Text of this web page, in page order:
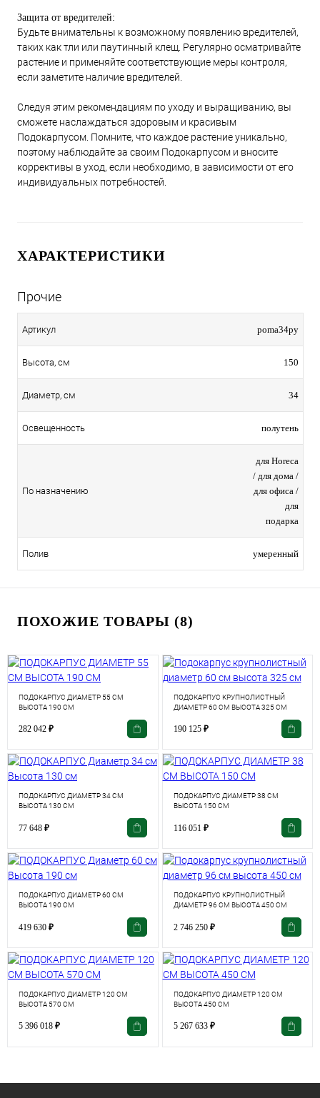
Защита от вредителей:
Будьте внимательны к возможному появлению вредителей,
таких как тли или паутинный клещ. Регулярно осматривайте
растение и применяйте соответствующие меры контроля,
если заметите наличие вредителей.
Следуя этим рекомендациям по уходу и выращиванию, вы
сможете наслаждаться здоровым и красивым
Подокарпусом. Помните, что каждое растение уникально,
поэтому наблюдайте за своим Подокарпусом и вносите
коррективы в уход, если необходимо, в зависимости от его
индивидуальных потребностей.
ХАРАКТЕРИСТИКИ
Прочие
Артикул poma34py
Высота, см 150
Диаметр, см 34
Освещенность полутень
По назначению
для Horeca
/ для дома /
для офиса /
для
подарка
Полив умеренный
ПОХОЖИЕ ТОВАРЫ (8)
ПОДОКАРПУС ДИАМЕТР 55 СМ
ВЫСОТА 190 СМ
282 042 ₽
ПОДОКАРПУС КРУПНОЛИСТНЫЙ
ДИАМЕТР 60 СМ ВЫСОТА 325 СМ
190 125 ₽
ПОДОКАРПУС ДИАМЕТР 34 СМ
ВЫСОТА 130 СМ
77 648 ₽
ПОДОКАРПУС ДИАМЕТР 38 СМ
ВЫСОТА 150 СМ
116 051 ₽
ПОДОКАРПУС ДИАМЕТР 60 СМ
ВЫСОТА 190 СМ
419 630 ₽
ПОДОКАРПУС КРУПНОЛИСТНЫЙ
ДИАМЕТР 96 СМ ВЫСОТА 450 СМ
2 746 250 ₽
ПОДОКАРПУС ДИАМЕТР 120 СМ
ВЫСОТА 570 СМ
5 396 018 ₽
ПОДОКАРПУС ДИАМЕТР 120 СМ
ВЫСОТА 450 СМ
5 267 633 ₽